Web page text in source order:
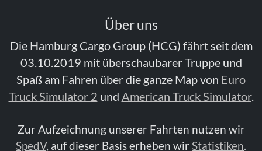
Über uns
Die Hamburg Cargo Group (HCG) fährt seit dem
03.10.2019 mit überschaubarer Truppe und
Spaß am Fahren über die ganze Map von Euro
Truck Simulator 2 und American Truck Simulator.
Zur Aufzeichnung unserer Fahrten nutzen wir
SpedV, auf dieser Basis erheben wirStatistiken.